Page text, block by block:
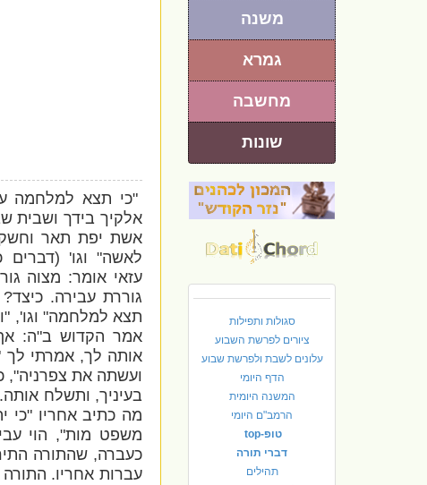
משנה
גמרא
מחשבה
שונות
סגולות ותפילות
ציורים לפרשת השבוע
עלונים לשבת ולפרשת שבוע
הדף היומי
המשנה היומית
הרמב"ם היומי
טופ-top
דברי תורה
תהילים
"כי תצא למלחמה
אלקיך בידך ושבית
אשת יפת תאר
לאשה" וגו' (דברים
עזאי אומר: מצוה
גוררת עבירה.
תצא למלחמה" וגו',
אמר הקדוש ב"ה:
אותה לך, אמרתי
ועשתה את צפרניה",
בעיניך, ותשלח
מה כתיב אחריו "כי
משפט מות", הוי
כעברה, שהתורה
עברות אחריו.